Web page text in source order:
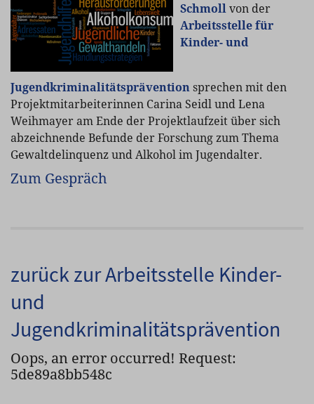
Schmollvon der
Arbeitsstelle für
Kinder- und
Jugendkriminalitätspräventionsprechen mit den
Projektmitarbeiterinnen Carina Seidl und Lena
Weihmayer am Ende der Projektlaufzeit über sich
abzeichnende Befunde der Forschung zum Thema
Gewaltdelinquenz und Alkohol im Jugendalter.
Zum Gespräch
zurück zur Arbeitsstelle Kinder-
und
Jugendkriminalitätsprävention
Oops, an error occurred! Request:
5de89a8bb548c